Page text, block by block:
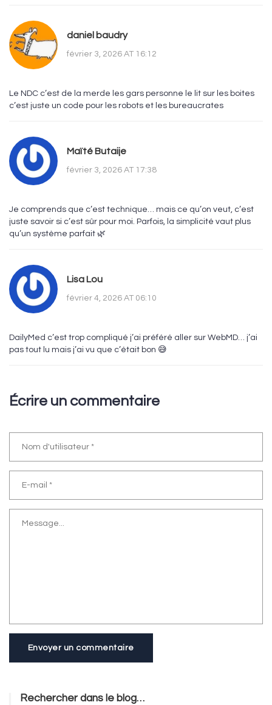
daniel baudry
février 3, 2026 AT 16:12
Le NDC c’est de la merde les gars personne le lit sur les boites
c’est juste un code pour les robots et les bureaucrates
Maïté Butaije
février 3, 2026 AT 17:38
Je comprends que c’est technique… mais ce qu’on veut, c’est
juste savoir si c’est sûr pour moi. Parfois, la simplicité vaut plus
qu’un système parfait 🌿
Lisa Lou
février 4, 2026 AT 06:10
DailyMed c’est trop compliqué j’ai préféré aller sur WebMD… j’ai
pas tout lu mais j’ai vu que c’était bon 😅
Écrire un commentaire
Envoyer un commentaire
Rechercher dans le blog…